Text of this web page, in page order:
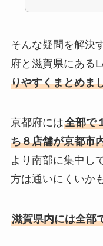
そんな疑問を解決
府と滋賀県にある
りやすくまとめま
京都府には全部で
ち８店舗が京都市
より南部に集中し
方は通いにくいか
滋賀県内には全部